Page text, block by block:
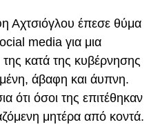
Αχτσιόγλου έπεσε θύμα
media για μια
κατά της κυβέρνησης
άβαφη και άυπνη.
ότι όσοι της επιτέθηκαν
μητέρα από κοντά.